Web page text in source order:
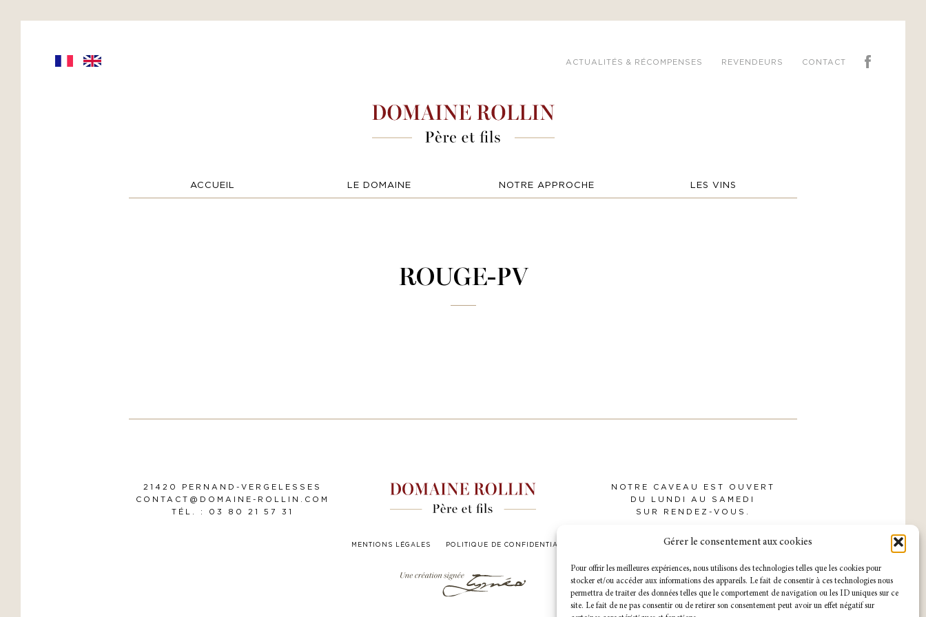
Gérer le consentement aux cookies
Pour offrir les meilleures expériences, nous utilisons des technologies telles que les cookies pour
stocker et/ou accéder aux informations des appareils. Le fait de consentir à ces technologies nous
permettra de traiter des données telles que le comportement de navigation ou les ID uniques sur ce
site. Le fait de ne pas consentir ou de retirer son consentement peut avoir un effet négatif sur
ACTUALITÉS & RÉCOMPENSES REVENDEURS CONTACT
ACCUEIL LE DOMAINE NOTRE APPROCHE LES VINS
ROUGE-PV
21420 PERNAND-VERGELESSES
CONTACT@DOMAINE-ROLLIN.COM
TÉL. : 03 80 21 57 31
NOTRE CAVEAU EST OUVERT
DU LUNDI AU SAMEDI
SUR RENDEZ-VOUS.
MENTIONS LÉGALES POLITIQUE DE CONFIDENTIALITÉ